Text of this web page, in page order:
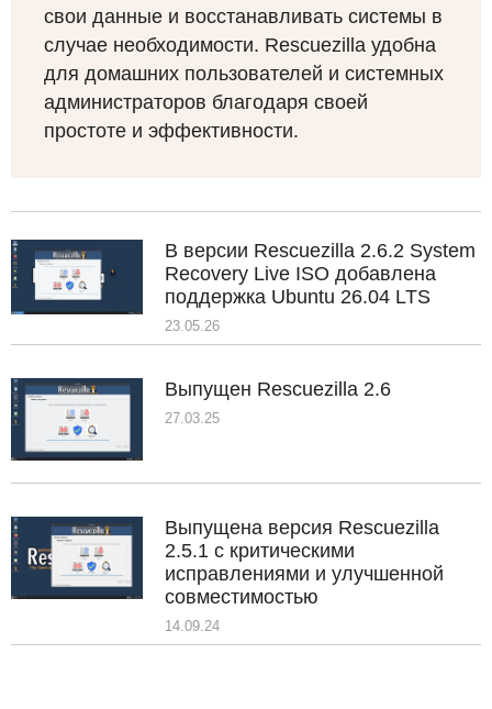
свои данные и восстанавливать системы в
случае необходимости. Rescuezilla удобна
для домашних пользователей и системных
администраторов благодаря своей
простоте и эффективности.
В версии Rescuezilla 2.6.2 System
Recovery Live ISO добавлена
поддержка Ubuntu 26.04 LTS
23.05.26
Выпущен Rescuezilla 2.6
27.03.25
Выпущена версия Rescuezilla
2.5.1 с критическими
исправлениями и улучшенной
совместимостью
14.09.24